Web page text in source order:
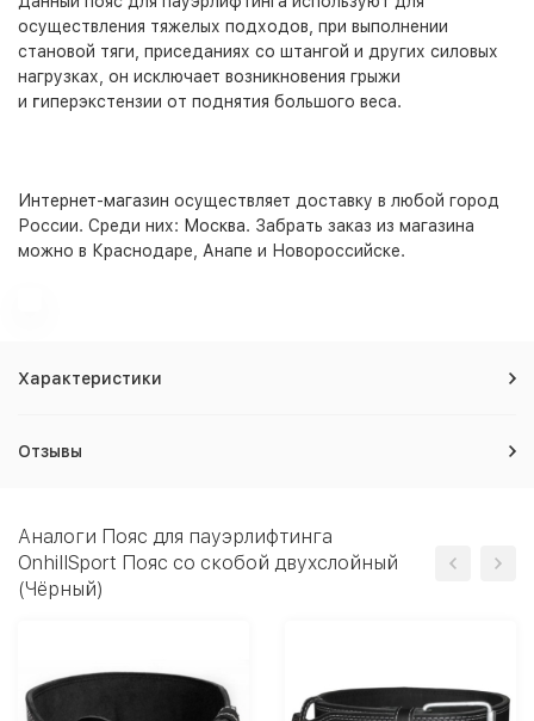
осуществления тяжелых подходов, при выполнении
становой тяги, приседаниях со штангой и других силовых
нагрузках, он исключает возникновения грыжи
и гиперэкстензии от поднятия большого веса.
Интернет-магазин осуществляет доставку в любой город
России. Среди них: Москва. Забрать заказ из магазина
можно в Краснодаре, Анапе и Новороссийске.
Характеристики
Отзывы
Аналоги Пояс для пауэрлифтинга
OnhillSport Пояс со скобой двухслойный
(Чёрный)